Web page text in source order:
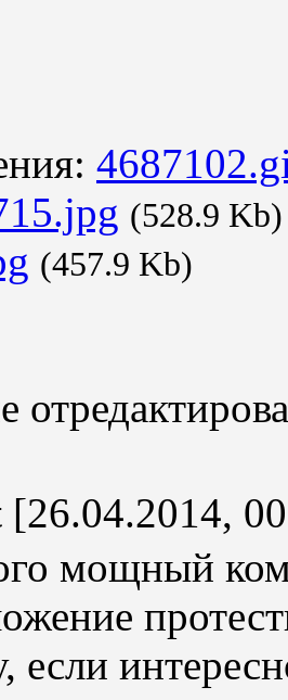
(528.9 Kb)
(457.9 Kb)
[26.04.2014,
мощный
если